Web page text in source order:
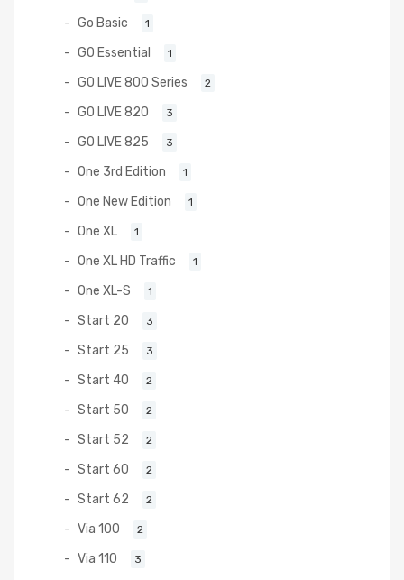
Go Basic 1
GO Essential 1
GO LIVE 800 Series 2
GO LIVE 820 3
GO LIVE 825 3
One 3rd Edition 1
One New Edition 1
One XL 1
One XL HD Traffic 1
One XL-S 1
Start 20 3
Start 25 3
Start 40 2
Start 50 2
Start 52 2
Start 60 2
Start 62 2
Via 100 2
Via 110 3